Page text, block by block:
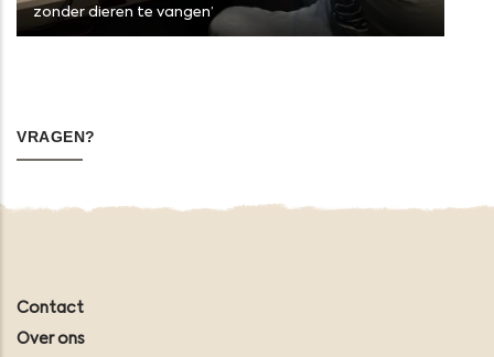
zonder dieren te vangen’
VRAGEN?
Contact
Over ons